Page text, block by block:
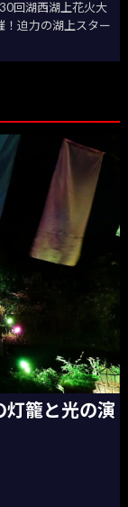
回湖西湖上花火大
！迫力の湖上スター
籠と光の演